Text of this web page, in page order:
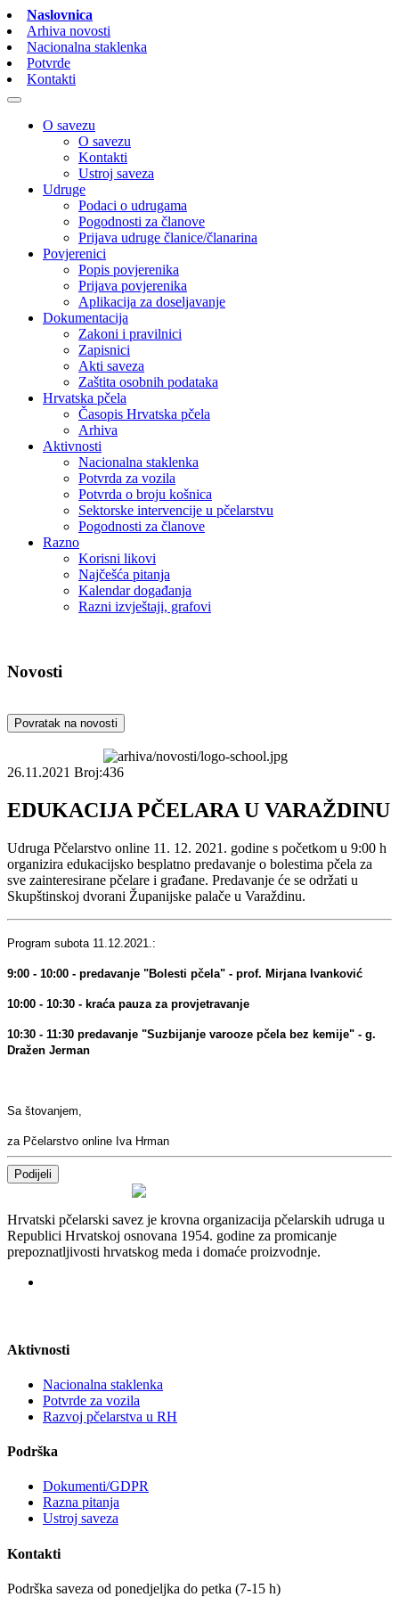
Naslovnica
Arhiva novosti
Nacionalna staklenka
Potvrde
Kontakti
O savezu
O savezu
Kontakti
Ustroj saveza
Udruge
Podaci o udrugama
Pogodnosti za članove
Prijava udruge članice/članarina
Povjerenici
Popis povjerenika
Prijava povjerenika
Aplikacija za doseljavanje
Dokumentacija
Zakoni i pravilnici
Zapisnici
Akti saveza
Zaštita osobnih podataka
Hrvatska pčela
Časopis Hrvatska pčela
Arhiva
Aktivnosti
Nacionalna staklenka
Potvrda za vozila
Potvrda o broju košnica
Sektorske intervencije u pčelarstvu
Pogodnosti za članove
Razno
Korisni likovi
Najčešća pitanja
Kalendar događanja
Razni izvještaji, grafovi
Novosti
Povratak na novosti
26.11.2021 Broj:436
EDUKACIJA PČELARA U VARAŽDINU
Udruga Pčelarstvo online 11. 12. 2021. godine s početkom u 9:00 h
organizira edukacijsko besplatno predavanje o bolestima pčela za
sve zainteresirane pčelare i građane. Predavanje će se održati u
Skupštinskoj dvorani Županijske palače u Varaždinu.
Program subota 11.12.2021.:
9:00 - 10:00 - predavanje "Bolesti pčela" - prof. Mirjana Ivanković
10:00 - 10:30 - kraća pauza za provjetravanje
10:30 - 11:30 predavanje "Suzbijanje varooze pčela bez kemije" - g.
Dražen Jerman
Sa štovanjem,
za Pčelarstvo online Iva Hrman
Podijeli
Hrvatski pčelarski savez je krovna organizacija pčelarskih udruga u
Republici Hrvatskoj osnovana 1954. godine za promicanje
prepoznatljivosti hrvatskog meda i domaće proizvodnje.
Aktivnosti
Nacionalna staklenka
Potvrde za vozila
Razvoj pčelarstva u RH
Podrška
Dokumenti/GDPR
Razna pitanja
Ustroj saveza
Kontakti
Podrška saveza od ponedjeljka do petka (7-15 h)